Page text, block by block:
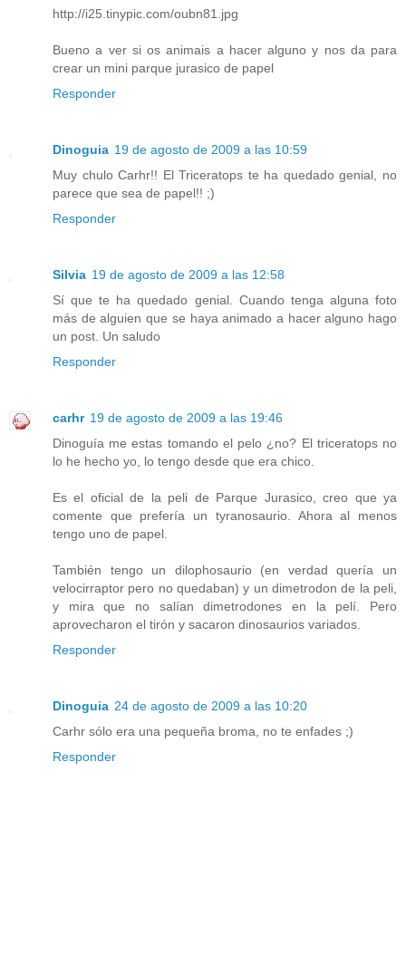
http://i25.tinypic.com/oubn81.jpg
Bueno a ver si os animais a hacer alguno y nos da para
crear un mini parque jurasico de papel
Responder
Dinoguia 19 de agosto de 2009 a las 10:59
Muy chulo Carhr!! El Triceratops te ha quedado genial, no
parece que sea de papel!! ;)
Responder
Silvia 19 de agosto de 2009 a las 12:58
Sí que te ha quedado genial. Cuando tenga alguna foto
más de alguien que se haya animado a hacer alguno hago
un post. Un saludo
Responder
carhr 19 de agosto de 2009 a las 19:46
Dinoguía me estas tomando el pelo ¿no? El triceratops no
lo he hecho yo, lo tengo desde que era chico.
Es el oficial de la peli de Parque Jurasico, creo que ya
comente que prefería un tyranosaurio. Ahora al menos
tengo uno de papel.
También tengo un dilophosaurio (en verdad quería un
velocirraptor pero no quedaban) y un dimetrodon de la peli,
y mira que no salían dimetrodones en la pelí. Pero
aprovecharon el tirón y sacaron dinosaurios variados.
Responder
Dinoguia 24 de agosto de 2009 a las 10:20
Carhr sólo era una pequeña broma, no te enfades ;)
Responder